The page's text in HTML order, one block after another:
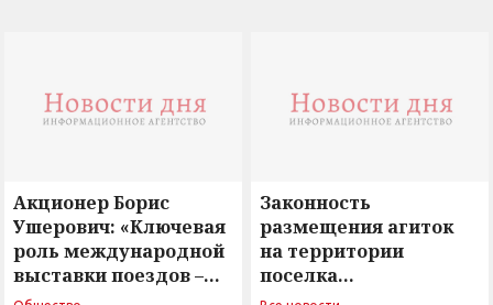
Акционер Борис
Ушерович: «Ключевая
роль международной
выставки поездов –
поиск ответов на
Законность
размещения агиток
на территории
поселка
Новосергиевка